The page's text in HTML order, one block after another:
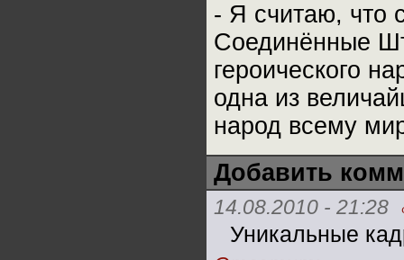
- Я считаю, что
Соединённые
героического
одна из
народ всему
Добавить
14.08.2010 - 21:28
Уникальные